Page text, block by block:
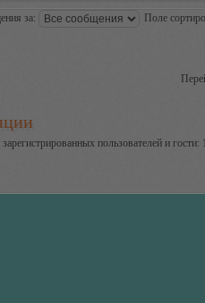
за: Поле
пользователей и гости: